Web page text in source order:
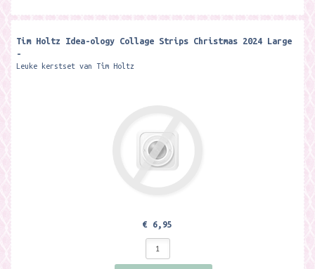
Tim Holtz Idea-ology Collage Strips Christmas 2024 Large
-
Leuke kerstset van Tim Holtz
€ 6,95